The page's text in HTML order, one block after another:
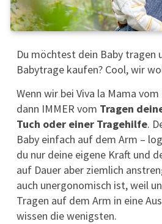
Du möchtest dein Baby tragen
Babytrage kaufen? Cool, wir
Wenn wir bei Viva la Mama
dann IMMER vom Tragen
Tuch oder einer Tragehilfe.
Baby einfach auf dem Arm –
du nur deine eigene Kraft und
auf Dauer aber ziemlich
auch unergonomisch ist, weil
Tragen auf dem Arm in eine
wissen die wenigsten.